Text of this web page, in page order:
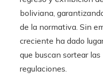
boliviana,
de la normativa. Sin
creciente ha dado
que buscan sortear
regulaciones.